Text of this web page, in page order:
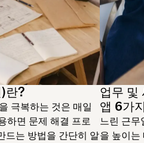
란?
극복하는 것은 매일
하면 문제 해결 프로
드는 방법을 간단히 알
업무 및
앱 6가지
느린 근무
을 높이는